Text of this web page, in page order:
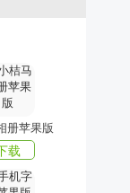
册苹果版
载